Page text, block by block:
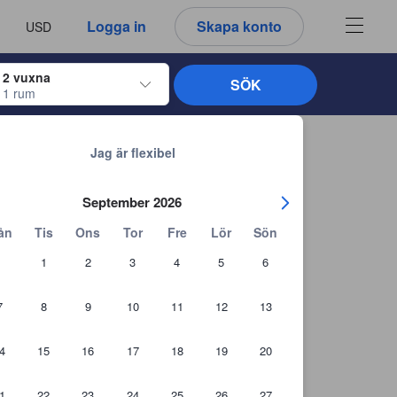
USD Logga in Skapa konto
välja
2 vuxna
1 rum
för att navigera genom in- och utcheckningsdatumen. När du
Jag är flexibel
September 2026
Tis Ons Tor Fre Lör Sön
1 2 3 4 5 6
8 9 10 11 12 13
15 16 17 18 19 20
SÖK
du ser är därför alltid autentiska.